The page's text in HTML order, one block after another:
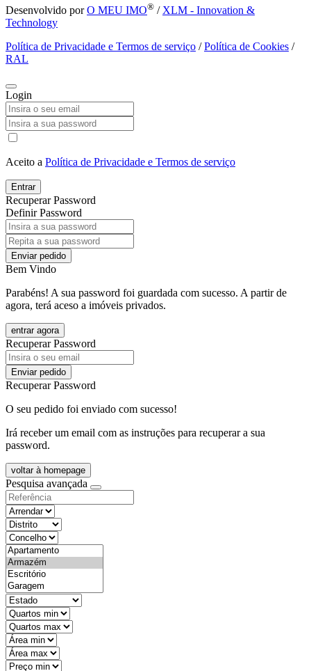
Desenvolvido porO MEU IMO® / XLM - Innovation &
Technology
Política de Privacidade e Termos de serviço /Política de Cookies /
RAL
Login
Aceito a Política de Privacidade e Termos de serviço
Entrar
Recuperar Password
Definir Password
Enviar pedido
Bem Vindo
Parabéns! A sua password foi guardada com sucesso. A partir de
agora, terá aceso a imóveis privados.
entrar agora
Recuperar Password
Enviar pedido
Recuperar Password
O seu pedido foi enviado com sucesso!
Irá receber um email com as instruções para recuperar a sua
password.
voltar à homepage
Pesquisa avançada
objective
districtId
countyId
types
state
mintypo
maxtypo
minarea
maxarea
minprice